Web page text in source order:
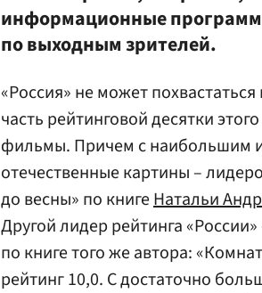
информационные
по выходным зрителей.
«Россия» не может
часть рейтинговой десятки
фильмы. Причем с наибольшим
отечественные картины –
до весны» по книгеНатальи
Другой лидер рейтинга
по книге того же автора:
рейтинг 10,0. С достаточно